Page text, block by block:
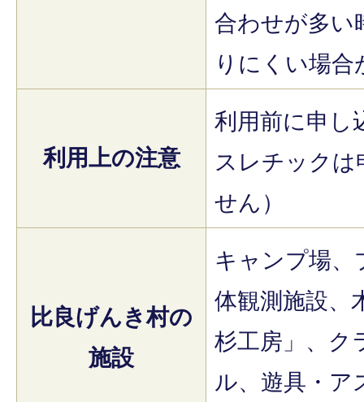
合わせが多い
りにくい場
利用上の注意
利用前に申し
スレチック
せん）
比良げんき村の
施設
キャンプ場、
体観測施設、
杉工房」、ク
ル、遊具・ア